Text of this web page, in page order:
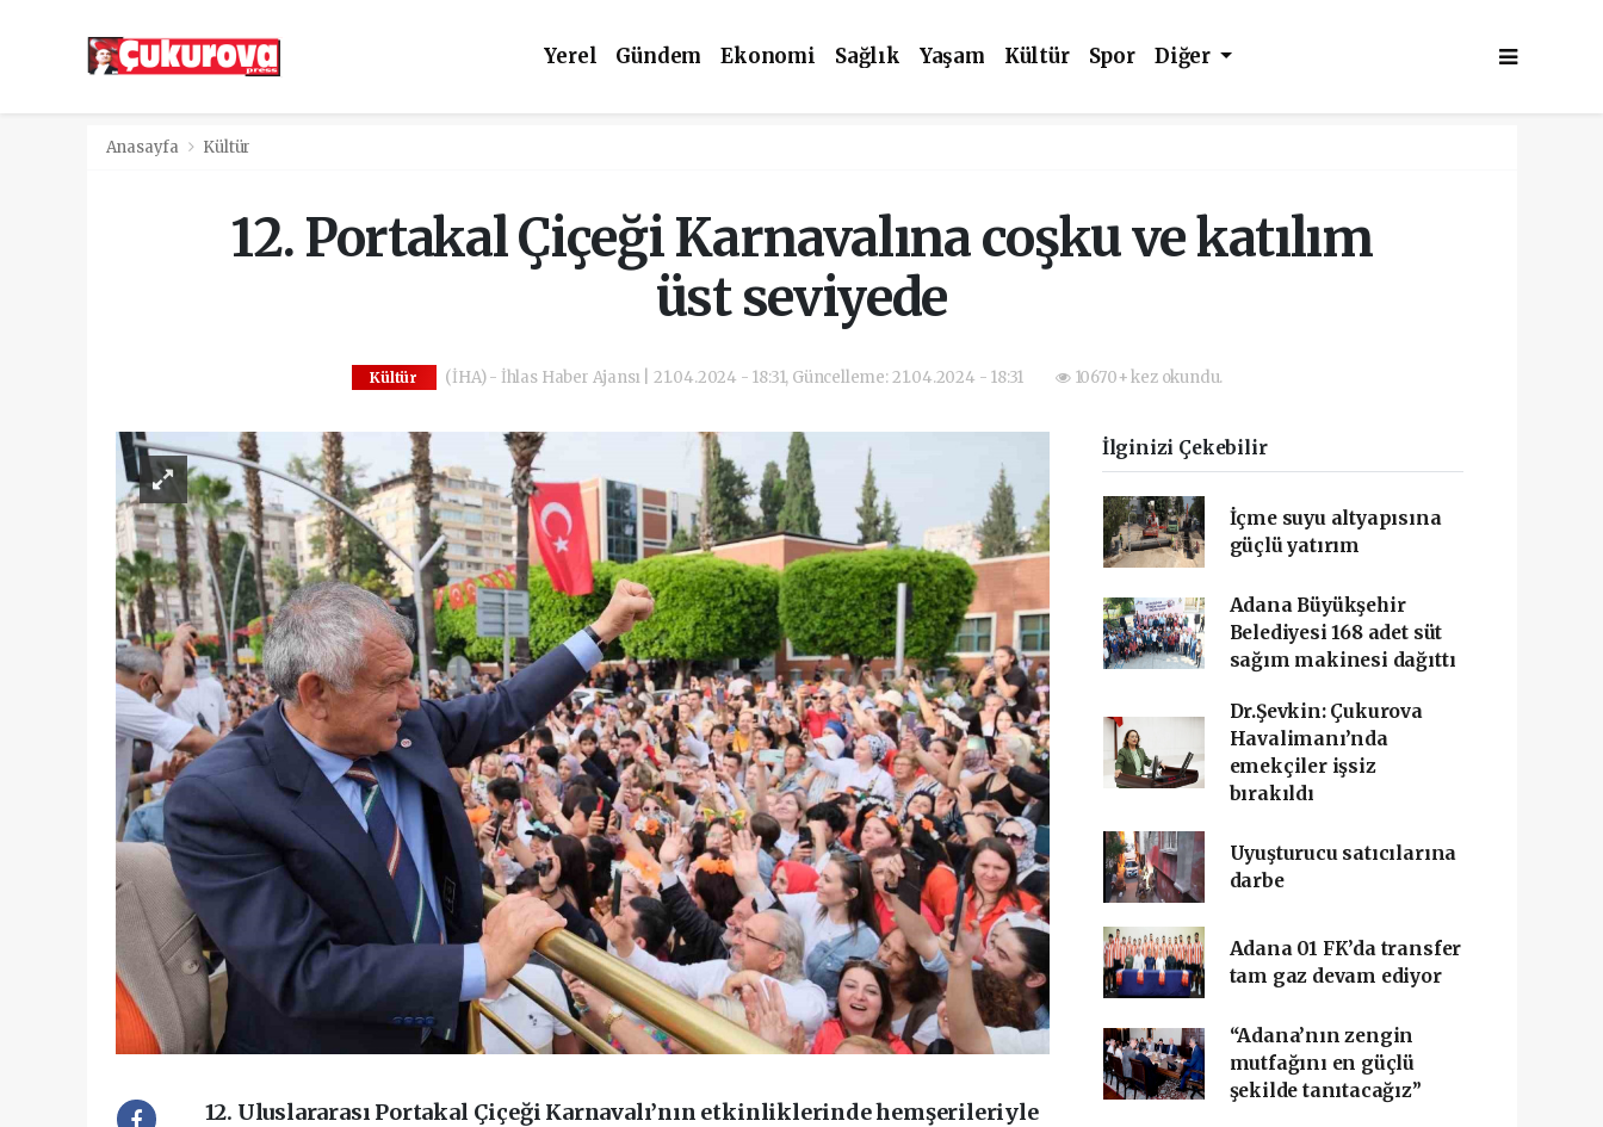
Yerel Gündem Ekonomi Sağlık Yaşam Kültür Spor Diğer
Anasayfa Kültür
12. Portakal Çiçeği Karnavalına coşku ve katılım
üst seviyede
Kültür (İHA) - İhlas Haber Ajansı | 21.04.2024 - 18:31, Güncelleme: 21.04.2024 - 18:31 10670+ kez okundu.
12. Uluslararası Portakal Çiçeği Karnavalı’nın etkinliklerinde hemşerileriyle
İlginizi Çekebilir
İçme suyu altyapısına
güçlü yatırım
Adana Büyükşehir
Belediyesi 168 adet süt
sağım makinesi dağıttı
Dr.Şevkin: Çukurova
Havalimanı’nda
emekçiler işsiz
bırakıldı
Uyuşturucu satıcılarına
darbe
Adana 01 FK’da transfer
tam gaz devam ediyor
“Adana’nın zengin
mutfağını en güçlü
şekilde tanıtacağız”